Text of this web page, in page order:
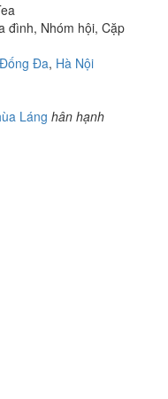
đình, Nhóm hội, Cặp
Đa, Hà Nội
Láng hân hạnh